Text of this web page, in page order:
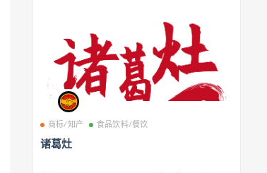
商标/知产 食品饮料/餐饮
诸葛灶